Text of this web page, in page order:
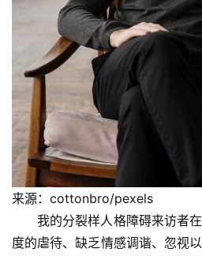
来源：cottonbro/pexels
我的分裂样人格障碍来访者
度的虐待、缺乏情感调谐、忽视